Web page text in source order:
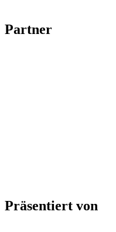
Partner
Präsentiert von